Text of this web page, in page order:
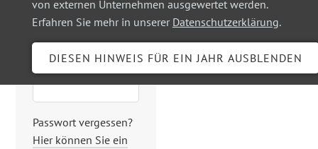
von externen Unternehmen ausgewertet werden.
Erfahren Sie mehr in unserer Datenschutzerklärung.
Benutzername
Passwort
Passwort vergessen?
Hier können Sie ein